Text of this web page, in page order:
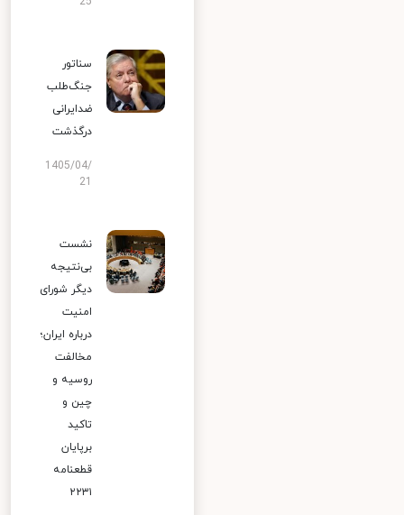
سناتور
جنگ‌طلب
ضدایرانی
درگذشت
1405/04/
نشست
بی‌نتیجه
دیگر شورای
امنیت
درباره ایران؛
مخالفت
روسیه و
چین و
تاکید
برپایان
قطعنامه
۲۲۳۱